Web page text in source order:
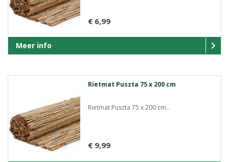
€ 6,99
Meer info
Rietmat Puszta 75 x 200 cm
Rietmat Puszta 75 x 200 cm..
€ 9,99